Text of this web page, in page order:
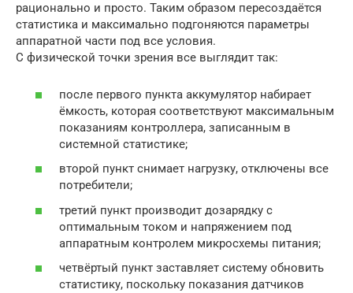
рационально и просто. Таким образом пересоздаётся
статистика и максимально подгоняются параметры
аппаратной части под все условия.
С физической точки зрения все выглядит так:
после первого пункта аккумулятор набирает
ёмкость, которая соответствуют максимальным
показаниям контроллера, записанным в
системной статистике;
второй пункт снимает нагрузку, отключены все
потребители;
третий пункт производит дозарядку с
оптимальным током и напряжением под
аппаратным контролем микросхемы питания;
четвёртый пункт заставляет систему обновить
статистику, поскольку показания датчиков